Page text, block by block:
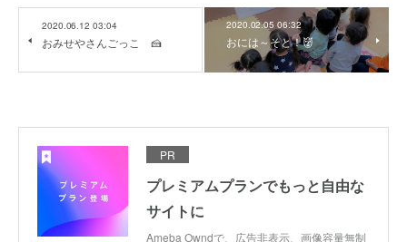
2020.06.12 03:04
おみせやさんごっこ 🍰
2020.02.05 06:32
おには～そと！👹
PR
プレミアムプランでもっと自由な
サイトに
Ameba Owndで、広告非表示、画像容量無制